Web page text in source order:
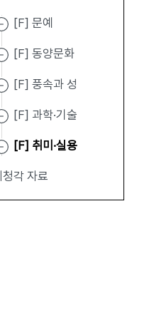
[F] 문예
[F] 동양문화
[F] 풍속과 성
[F] 과학·기술
[F] 취미·실용
각 자료